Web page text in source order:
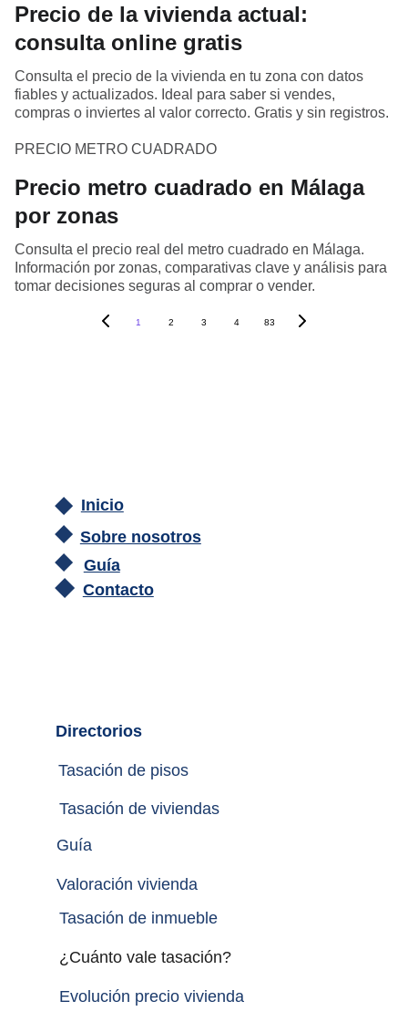
Precio de la vivienda actual:
consulta online gratis
Consulta el precio de la vivienda en tu zona con datos
fiables y actualizados. Ideal para saber si vendes,
compras o inviertes al valor correcto. Gratis y sin registros.
PRECIO METRO CUADRADO
Precio metro cuadrado en Málaga
por zonas
Consulta el precio real del metro cuadrado en Málaga.
Información por zonas, comparativas clave y análisis para
tomar decisiones seguras al comprar o vender.
1 2 3 4 83
Inicio
Guía
Contacto
Sobre nosotros
Directorios
Tasación de pisos
Tasación de viviendas
Guía
Valoración vivienda
Tasación de inmueble
¿Cuánto vale tasación?
Evolución precio vivienda